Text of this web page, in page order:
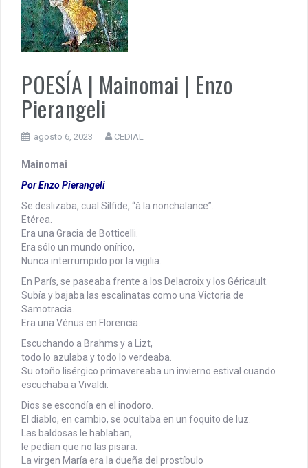
PENSAR UNA SEÑAL | UNA TEJEDORA DE VERDAD
MUÑIZ. PORQUE LA HISTORIA TE JUZGARÁ
sustentibilidad. | 6 DE AGOSTO: SOBERANIA TERRITORIAL,
ECONOMICA Y POLITICA
POESÍA | Mainomai | Enzo
Pierangeli
agosto 6, 2023 CEDIAL
Mainomai
Por Enzo Pierangeli
Se deslizaba, cual Sílfide, “à la nonchalance”.
Etérea.
Era una Gracia de Botticelli.
Era sólo un mundo onírico,
Nunca interrumpido por la vigilia.
En París, se paseaba frente a los Delacroix y los Géricault.
Subía y bajaba las escalinatas como una Victoria de
Samotracia.
Era una Vénus en Florencia.
Escuchando a Brahms y a Lizt,
todo lo azulaba y todo lo verdeaba.
Su otoño lisérgico primavereaba un invierno estival cuando
escuchaba a Vivaldi.
Dios se escondía en el inodoro.
El diablo, en cambio, se ocultaba en un foquito de luz.
Las baldosas le hablaban,
le pedían que no las pisara.
La virgen María era la dueña del prostíbulo